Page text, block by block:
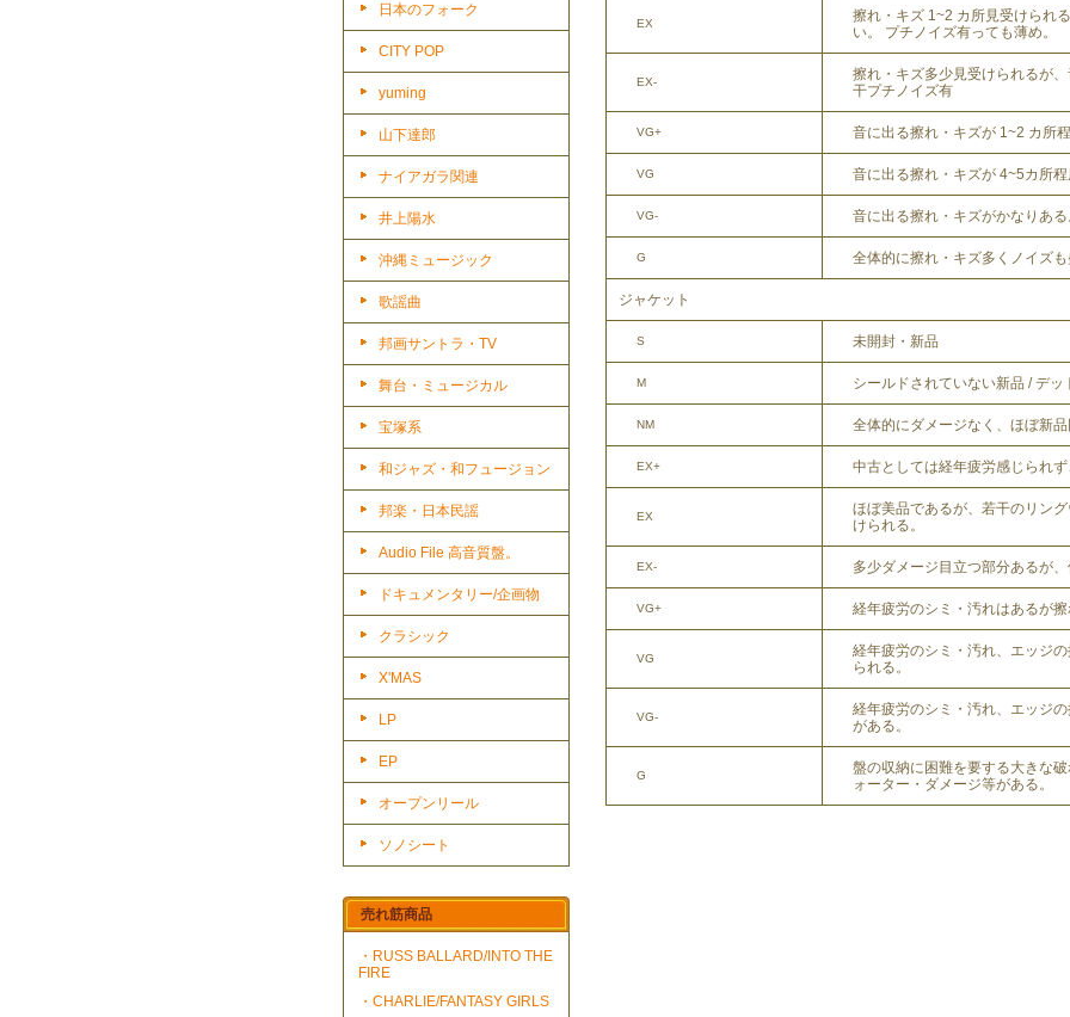
日本のフォーク
CITY POP
yuming
山下達郎
ナイアガラ関連
井上陽水
沖縄ミュージック
歌謡曲
邦画サントラ・TV
舞台・ミュージカル
宝塚系
和ジャズ・和フュージョン
邦楽・日本民謡
Audio File 高音質盤。
ドキュメンタリー/企画物
クラシック
X'MAS
LP
EP
オープンリール
ソノシート
売れ筋商品
・RUSS BALLARD/INTO THE
FIRE
・CHARLIE/FANTASY GIRLS
EX
擦れ・キズ 1~2 カ所見受けられ
い。 プチノイズ有っても薄め。
EX-
擦れ・キズ多少見受けられるが
干プチノイズ有
VG+ 音に出る擦れ・キズが 1~2 カ所程
VG 音に出る擦れ・キズが 4~5カ所程
VG- 音に出る擦れ・キズがかなりある
G 全体的に擦れ・キズ多くノイズも
ジャケット
S 未開封・新品
M シールドされていない新品 / デッ
NM 全体的にダメージなく、ほぼ新品
EX+ 中古としては経年疲労感じられず
EX
ほぼ美品であるが、若干のリン
けられる。
EX- 多少ダメージ目立つ部分あるが、
VG+ 経年疲労のシミ・汚れはあるが擦
VG
経年疲労のシミ・汚れ、エッジ
られる。
VG-
経年疲労のシミ・汚れ、エッジ
がある。
G
盤の収納に困難を要する大きな
ォーター・ダメージ等がある。